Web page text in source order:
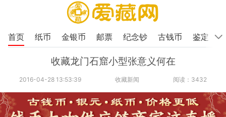
首页 纸币 金银币 邮票 纪念钞 古钱币 鉴定
收藏龙门石窟小型张意义何在
2016-04-28 13:53:39 收藏新闻 阅读：3432